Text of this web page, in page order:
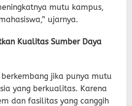
mutu kampus,
ujarnya.
Kualitas Sumber Daya
jika punya mutu
yang berkualitas. Karena
dan fasilitas yang canggih